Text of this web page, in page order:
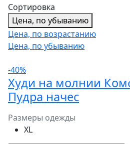
Сортировка
Цена, по убыванию
Цена, по возрастанию
Цена, по убыванию
-40%
Худи на молнии
Пудра начес
Размеры одежды
XL